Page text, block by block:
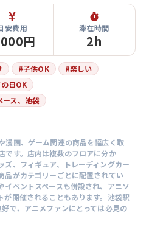
安費用
円
滞在時間
2h
#子供OK #楽しい
日OK
ース、池袋
漫画、ゲーム関連の商品を幅広く取
です。店内は複数のフロアに分か
ズ、フィギュア、トレーディングカー
品がカテゴリーごとに配置されてい
イベントスペースも併設され、アニソ
が開催されることもあります。池袋駅
で、アニメファンにとっては必見の